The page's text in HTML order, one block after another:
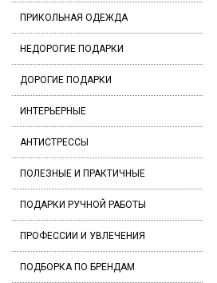
ПРИКОЛЬНАЯ ОДЕЖДА
НЕДОРОГИЕ ПОДАРКИ
ДОРОГИЕ ПОДАРКИ
ИНТЕРЬЕРНЫЕ
АНТИСТРЕССЫ
ПОЛЕЗНЫЕ И ПРАКТИЧНЫЕ
ПОДАРКИ РУЧНОЙ РАБОТЫ
ПРОФЕССИИ И УВЛЕЧЕНИЯ
ПОДБОРКА ПО БРЕНДАМ